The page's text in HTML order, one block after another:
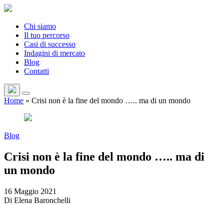
Chi siamo
Il tuo percorso
Casi di successo
Indagini di mercato
Blog
Contatti
Home » Crisi non è la fine del mondo ….. ma di un mondo
Blog
Crisi non è la fine del mondo ….. ma di
un mondo
16 Maggio 2021
Di Elena Baronchelli